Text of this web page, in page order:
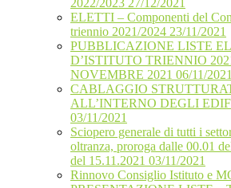
2022/2023 27/12/2021
ELETTI – Componenti del
triennio 2021/2024 23/11/2021
PUBBLICAZIONE LISTE
D’ISTITUTO TRIENNIO
NOVEMBRE 2021 06/11/2021
CABLAGGIO
ALL’INTERNO DEGLI
03/11/2021
Sciopero generale di tutti i
oltranza, proroga dalle 00.01
del 15.11.2021 03/11/2021
Rinnovo Consiglio Istituto e